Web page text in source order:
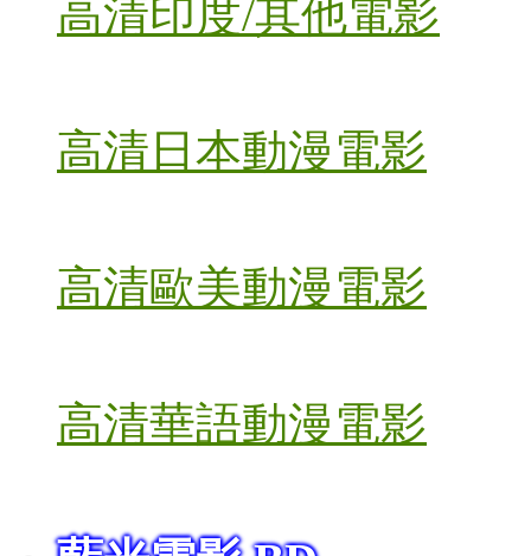
高清印度/其他電影
高清日本動漫電影
高清歐美動漫電影
高清華語動漫電影